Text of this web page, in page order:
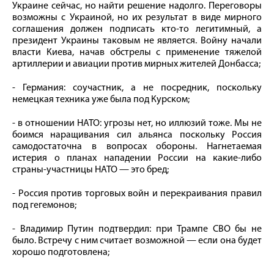
Украине сейчас, но найти решение надолго. Переговоры
возможны с Украиной, но их результат в виде мирного
соглашения должен подписать кто-то легитимный, а
президент Украины таковым не является. Войну начали
власти Киева, начав обстрелы с применение тяжелой
артиллерии и авиации против мирных жителей Донбасса;
- Германия: соучастник, а не посредник, поскольку
немецкая техника уже была под Курском;
- в отношении НАТО: угрозы нет, но иллюзий тоже. Мы не
боимся наращивания сил альянса поскольку Россия
самодостаточна в вопросах обороны. Нагнетаемая
истерия о планах нападении России на какие-либо
страны-участницы НАТО — это бред;
- Россия против торговых войн и перекраивания правил
под гегемонов;
- Владимир Путин подтвердил: при Трампе СВО бы не
было. Встречу с ним считает возможной — если она будет
хорошо подготовлена;